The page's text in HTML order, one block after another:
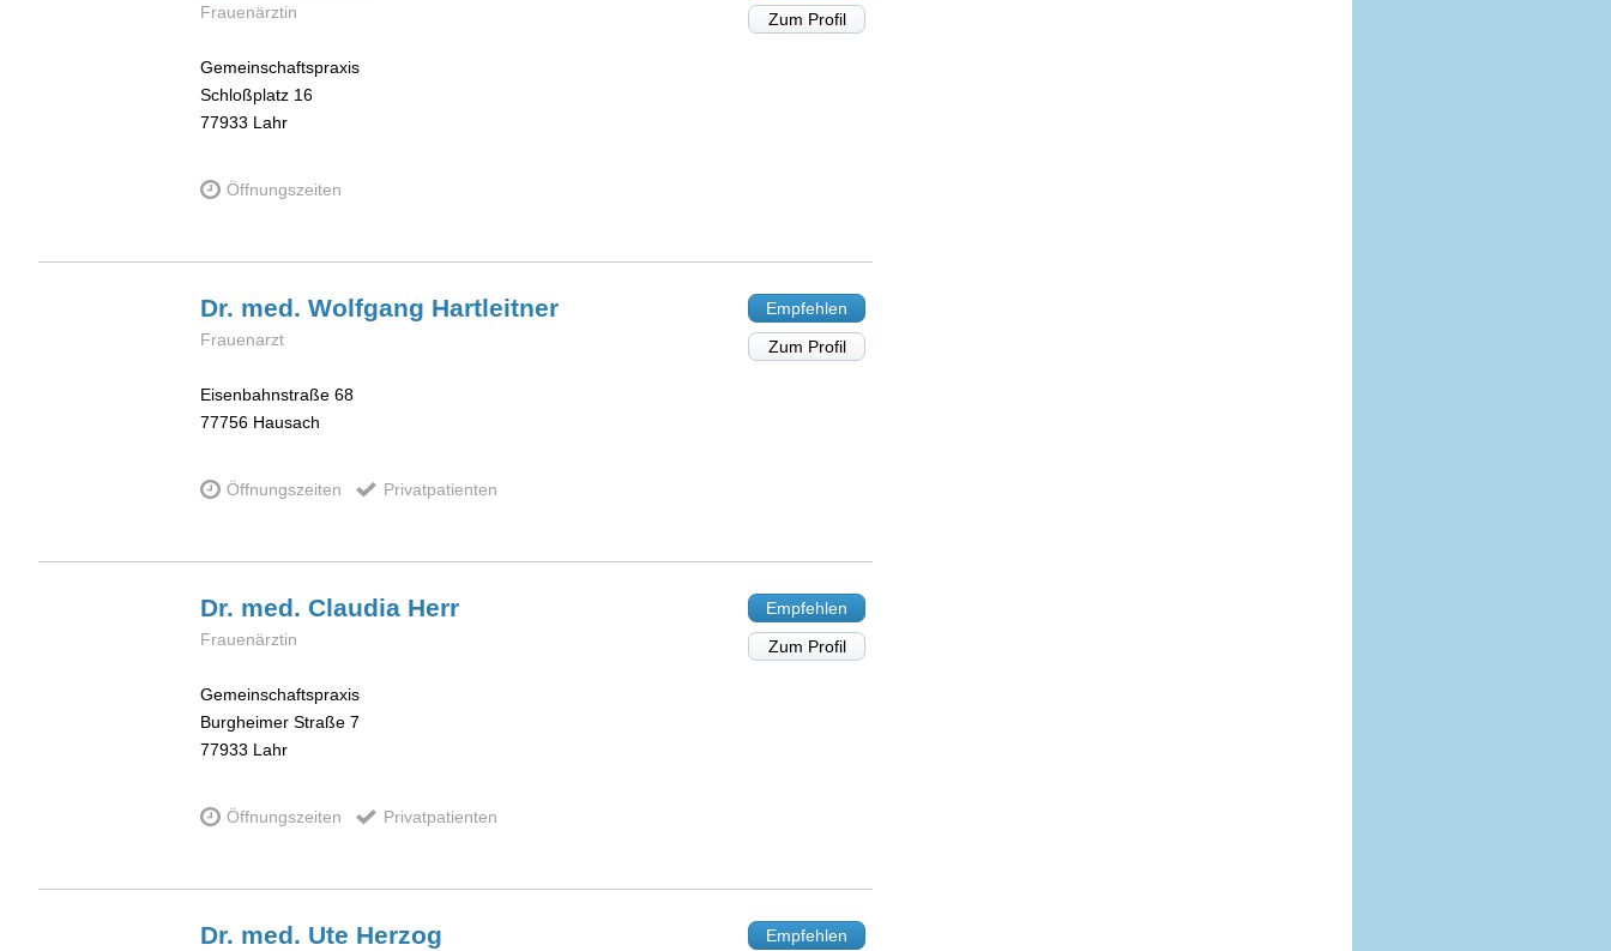
Frauenärztin
Gemeinschaftspraxis
Schloßplatz 16
77933 Lahr
Öffnungszeiten
Zum Profil
Dr. med. Wolfgang Hartleitner
Frauenarzt
Eisenbahnstraße 68
77756 Hausach
Öffnungszeiten Privatpatienten
Empfehlen
Zum Profil
Dr. med. Claudia Herr
Frauenärztin
Gemeinschaftspraxis
Burgheimer Straße 7
77933 Lahr
Öffnungszeiten Privatpatienten
Empfehlen
Zum Profil
Dr. med. Ute Herzog
Empfehlen